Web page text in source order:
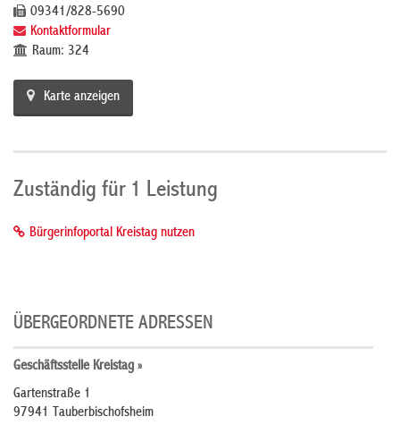
09341/828-5690
Kontaktformular
Raum: 324
Karte anzeigen
Zuständig für 1 Leistung
Bürgerinfoportal Kreistag nutzen
ÜBERGEORDNETE ADRESSEN
Geschäftsstelle Kreistag »
Gartenstraße 1
97941 Tauberbischofsheim